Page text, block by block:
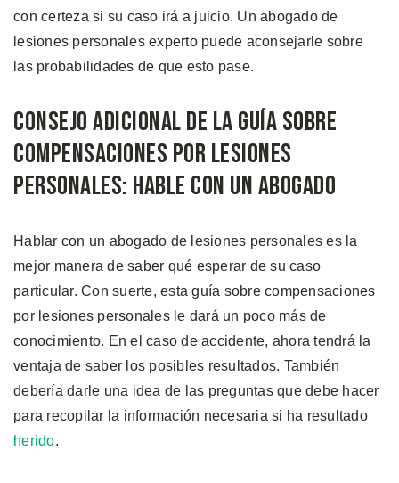
con certeza si su caso irá a juicio. Un abogado de
lesiones personales experto puede aconsejarle sobre
las probabilidades de que esto pase.
Consejo Adicional de la Guía Sobre
Compensaciones por Lesiones
Personales: Hable con un Abogado
Hablar con un abogado de lesiones personales es la
mejor manera de saber qué esperar de su caso
particular. Con suerte, esta guía sobre compensaciones
por lesiones personales le dará un poco más de
conocimiento. En el caso de accidente, ahora tendrá la
ventaja de saber los posibles resultados. También
debería darle una idea de las preguntas que debe hacer
para recopilar la información necesaria si ha resultado
herido.